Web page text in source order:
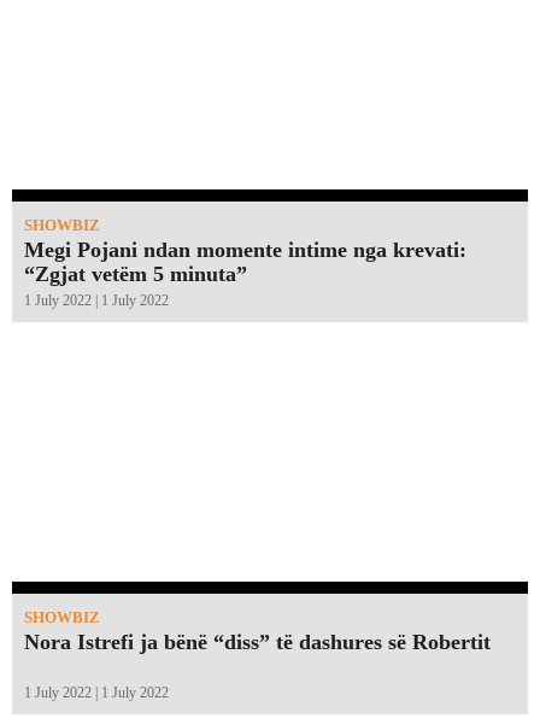
SHOWBIZ
Megi Pojani ndan momente intime nga krevati:
“Zgjat vetëm 5 minuta”￼
1 July 2022 | 1 July 2022
SHOWBIZ
Nora Istrefi ja bënë “diss” të dashures së Robertit
1 July 2022 | 1 July 2022